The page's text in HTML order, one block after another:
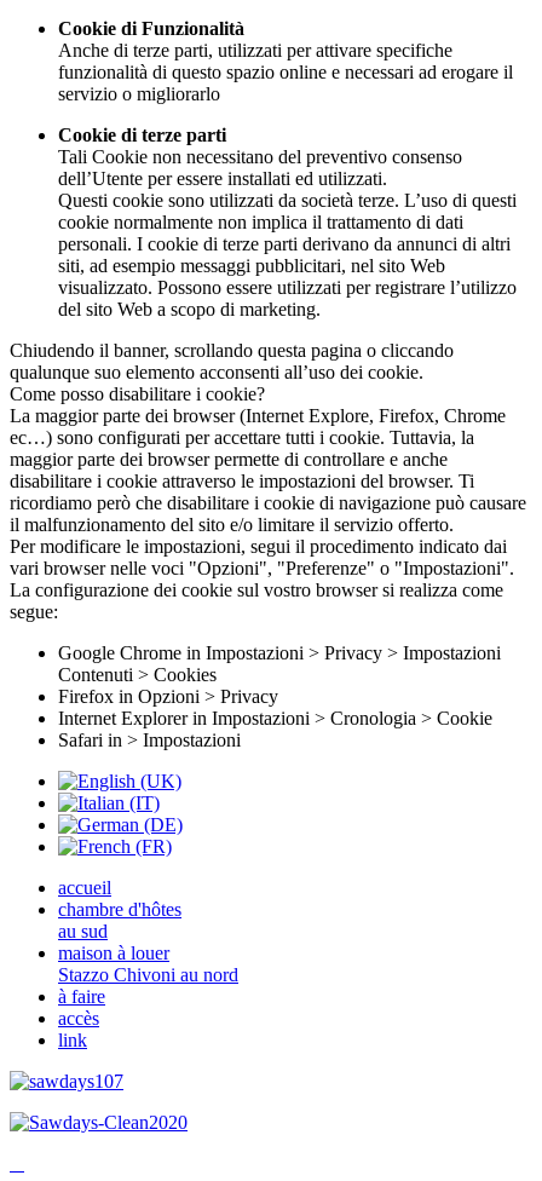
Cookie di Funzionalità
Anche di terze parti, utilizzati per attivare specifiche
funzionalità di questo spazio online e necessari ad erogare il
servizio o migliorarlo
Cookie di terze parti
Tali Cookie non necessitano del preventivo consenso
dell’Utente per essere installati ed utilizzati.
Questi cookie sono utilizzati da società terze. L’uso di questi
cookie normalmente non implica il trattamento di dati
personali. I cookie di terze parti derivano da annunci di altri
siti, ad esempio messaggi pubblicitari, nel sito Web
visualizzato. Possono essere utilizzati per registrare l’utilizzo
del sito Web a scopo di marketing.
Chiudendo il banner, scrollando questa pagina o cliccando
qualunque suo elemento acconsenti all’uso dei cookie.
Come posso disabilitare i cookie?
La maggior parte dei browser (Internet Explore, Firefox, Chrome
ec…) sono configurati per accettare tutti i cookie. Tuttavia, la
maggior parte dei browser permette di controllare e anche
disabilitare i cookie attraverso le impostazioni del browser. Ti
ricordiamo però che disabilitare i cookie di navigazione può causare
il malfunzionamento del sito e/o limitare il servizio offerto.
Per modificare le impostazioni, segui il procedimento indicato dai
vari browser nelle voci "Opzioni", "Preferenze" o "Impostazioni".
La configurazione dei cookie sul vostro browser si realizza come
segue:
Google Chrome in Impostazioni > Privacy > Impostazioni
Contenuti > Cookies
Firefox in Opzioni > Privacy
Internet Explorer in Impostazioni > Cronologia > Cookie
Safari in > Impostazioni
accueil
chambre d'hôtes
au sud
maison à louer
Stazzo Chivoni au nord
à faire
accès
link